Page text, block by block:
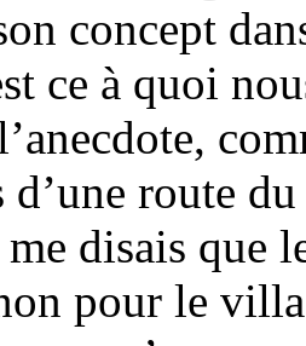
concept
ce à quoi
route
disais que
pour le